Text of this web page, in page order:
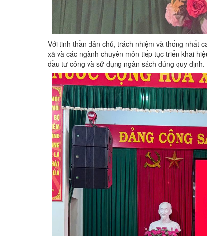
Với tinh thần dân chủ, trách nhiệm và thống nhất
xã và các ngành chuyên môn tiếp tục triển khai
đầu tư công và sử dụng ngân sách đúng quy